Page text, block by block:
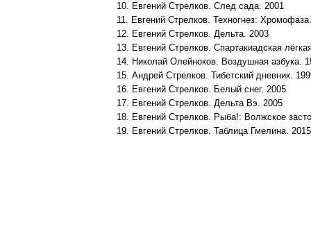
10. Евгений Стрелков. След сада. 2001
11. Евгений Стрелков. Техногнез:
12. Евгений Стрелков. Дельта. 2003
13. Евгений Стрелков. Спартакиадская
14. Николай Олейноков. Воздушная азбука.
15. Андрей Стрелков. Тибетский дневник.
16. Евгений Стрелков. Белый снег. 2005
17. Евгений Стрелков. Дельта Вэ. 2005
18. Евгений Стрелков. Рыба!: Волжское
19. Евгений Стрелков. Таблица Гмелина. 2015